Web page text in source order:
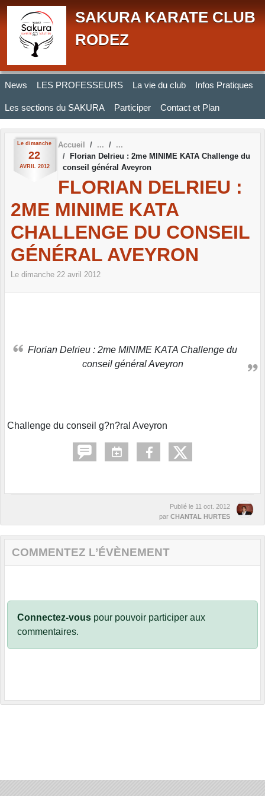
SAKURA KARATE CLUB
RODEZ
News LES PROFESSEURS La vie du club Infos Pratiques
Les sections du SAKURA Participer Contact et Plan
Le dimanche
22
AVRIL 2012
Accueil
Florian Delrieu : 2me MINIME KATA Challenge du
conseil général Aveyron
FLORIAN DELRIEU :
2ME MINIME KATA
CHALLENGE DU CONSEIL
GÉNÉRAL AVEYRON
Le dimanche 22 avril 2012
Florian Delrieu : 2me MINIME KATA Challenge du
conseil général Aveyron
Challenge du conseil g?n?ral Aveyron
Publié le 11 oct. 2012
par CHANTAL HURTES
COMMENTEZ L’ÉVÈNEMENT
Connectez-vous pour pouvoir participer aux
commentaires.
Panneau de gestion des cookies